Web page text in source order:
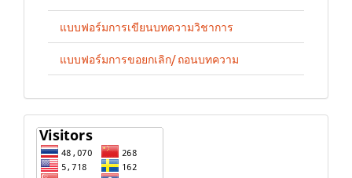
แบบฟอร์มการเขียนบทความวิชาการ
แบบฟอร์มการขอยกเลิก/ ถอนบทความ
stat